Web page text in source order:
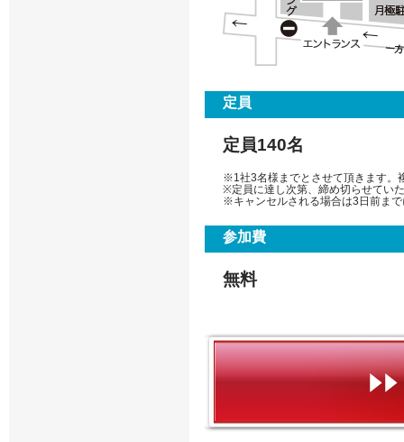
定員
定員140名
※1社3名様までとさせて頂きます。
※定員に達し次第、締め切らせてい
※キャンセルされる場合は3日前ま
参加費
無料